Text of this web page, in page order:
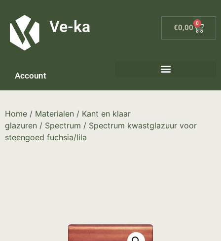
Ve-ka €0,00
0
Account
Home / Materialen / Kant en klaar
glazuren / Spectrum / Spectrum kwastglazuur voor
steengoed fuchsia/lila